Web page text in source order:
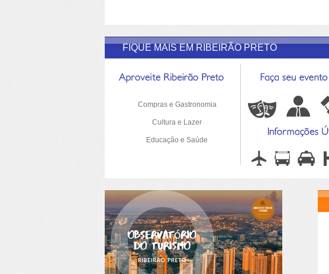
FIQUE MAIS EM RIBEIRÃO PRETO
Compras e Gastronomia
Cultura e Lazer
Educação e Saúde